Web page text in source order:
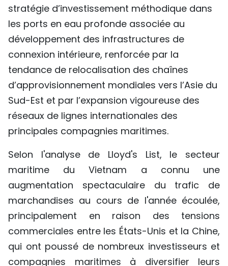
stratégie d’investissement méthodique dans
les ports en eau profonde associée au
développement des infrastructures de
connexion intérieure, renforcée par la
tendance de relocalisation des chaînes
d’approvisionnement mondiales vers l’Asie du
Sud-Est et par l’expansion vigoureuse des
réseaux de lignes internationales des
principales compagnies maritimes.
Selon l'analyse de Lloyd's List, le secteur
maritime du Vietnam a connu une
augmentation spectaculaire du trafic de
marchandises au cours de l'année écoulée,
principalement en raison des tensions
commerciales entre les États-Unis et la Chine,
qui ont poussé de nombreux investisseurs et
compagnies maritimes à diversifier leurs